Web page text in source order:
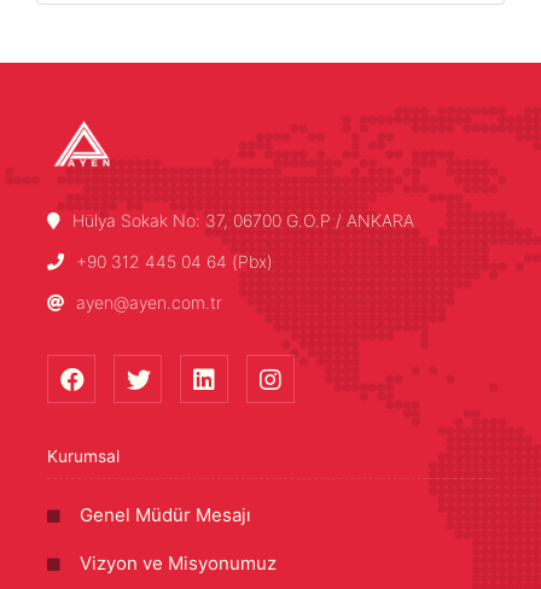
Hülya Sokak No: 37, 06700 G.O.P / ANKARA
+90 312 445 04 64 (Pbx)
ayen@ayen.com.tr
Kurumsal
Genel Müdür Mesajı
Vizyon ve Misyonumuz